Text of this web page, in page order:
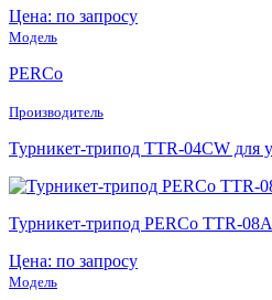
Цена: по запросу
Модель
PERCo
Производитель
Турникет-трипод TTR-04CW для
Турникет-трипод PERCo TTR-08A
Цена: по запросу
Модель